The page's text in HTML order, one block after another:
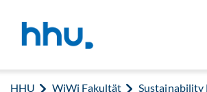
HHU WiWi Fakultät
Sustainability